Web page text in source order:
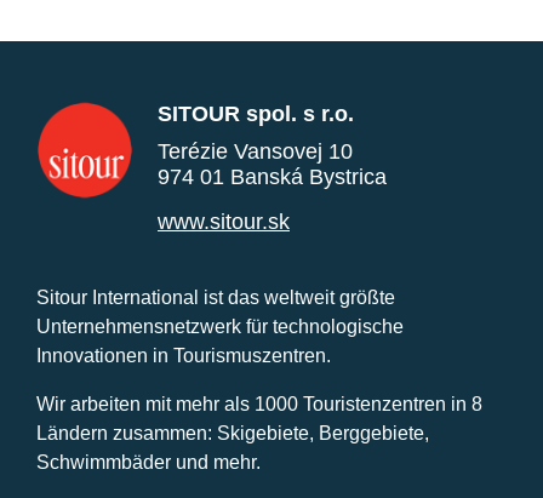
SITOUR spol. s r.o.
Terézie Vansovej 10
974 01 Banská Bystrica
www.sitour.sk
Sitour International ist das weltweit größte
Unternehmensnetzwerk für technologische
Innovationen in Tourismuszentren.
Wir arbeiten mit mehr als 1000 Touristenzentren in 8
Ländern zusammen: Skigebiete, Berggebiete,
Schwimmbäder und mehr.